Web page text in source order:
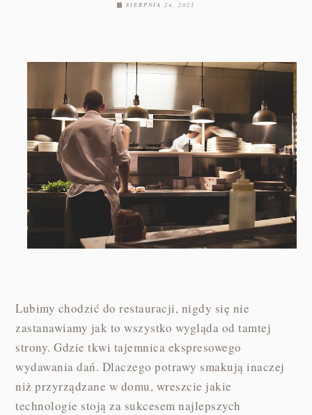
SIERPNIA 24, 2021
Lubimy chodzić do restauracji, nigdy się nie
zastanawiamy jak to wszystko wygląda od tamtej
strony. Gdzie tkwi tajemnica ekspresowego
wydawania dań. Dlaczego potrawy smakują inaczej
niż przyrządzane w domu, wreszcie jakie
technologie stoją za sukcesem najlepszych